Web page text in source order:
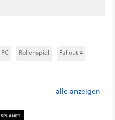
PC Rollenspiel Fallout 4
alle anzeigen